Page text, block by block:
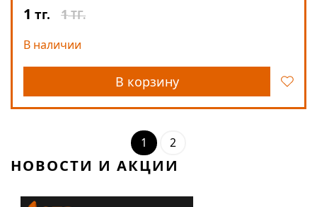
1 тг. 1ТГ.
В корзину
В наличии
1 2
НОВОСТИ И АКЦИИ